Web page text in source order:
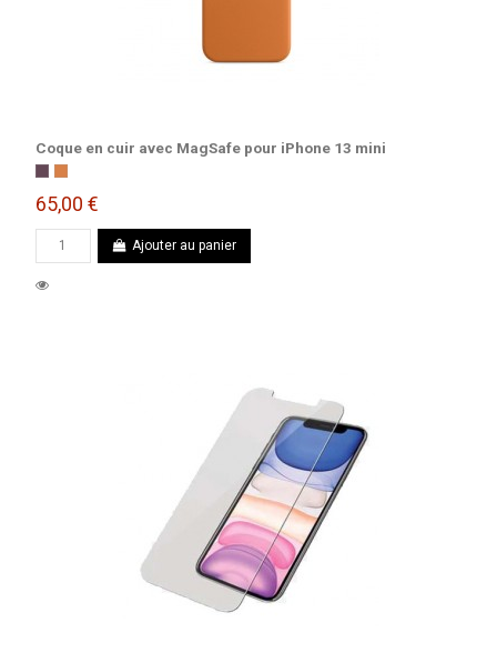
Coque en cuir avec MagSafe pour iPhone 13 mini
Cerise noire
Ocre
65,00 €
Ajouter au panier